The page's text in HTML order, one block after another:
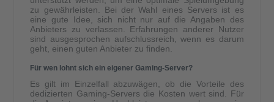
zu gewährleisten. Bei der Wahl eines Servers ist es
eine gute Idee, sich nicht nur auf die Angaben des
Anbieters zu verlassen. Erfahrungen anderer Nutzer
sind ausgesprochen aufschlussreich, wenn es darum
geht, einen guten Anbieter zu finden.
Für wen lohnt sich ein eigener Gaming-Server?
Es gilt im Einzelfall abzuwägen, ob die Vorteile des
dedizierten Gaming-Servers die Kosten wert sind. Für